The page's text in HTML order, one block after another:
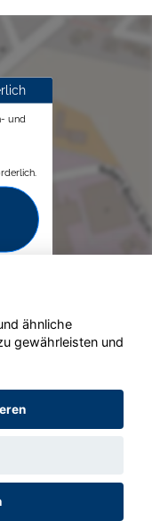
und
- 2026
ähnliche
gewährleisten und